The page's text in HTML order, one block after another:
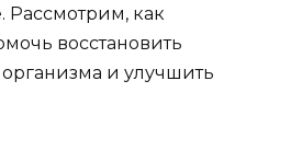
Рассмотрим, как
восстановить
и улучшить